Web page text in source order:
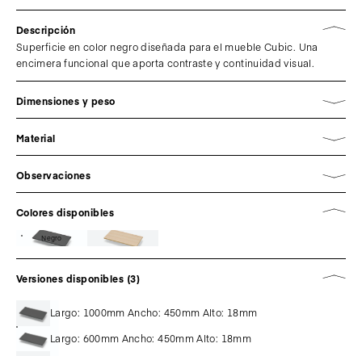
Descripción
Superficie en color negro diseñada para el mueble Cubic. Una
encimera funcional que aporta contraste y continuidad visual.
Dimensiones y peso
Material
Observaciones
Colores disponibles
Negro
Versiones disponibles (3)
Largo: 1000mm Ancho: 450mm Alto: 18mm
Largo: 600mm Ancho: 450mm Alto: 18mm